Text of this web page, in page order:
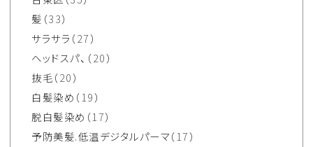
髪 （33）
サラサラ （27）
ヘッドスパ、 （20）
抜毛（20）
白髪染め （19）
脱白髪染め （17）
予防美髪.低温デジタルパーマ（17）